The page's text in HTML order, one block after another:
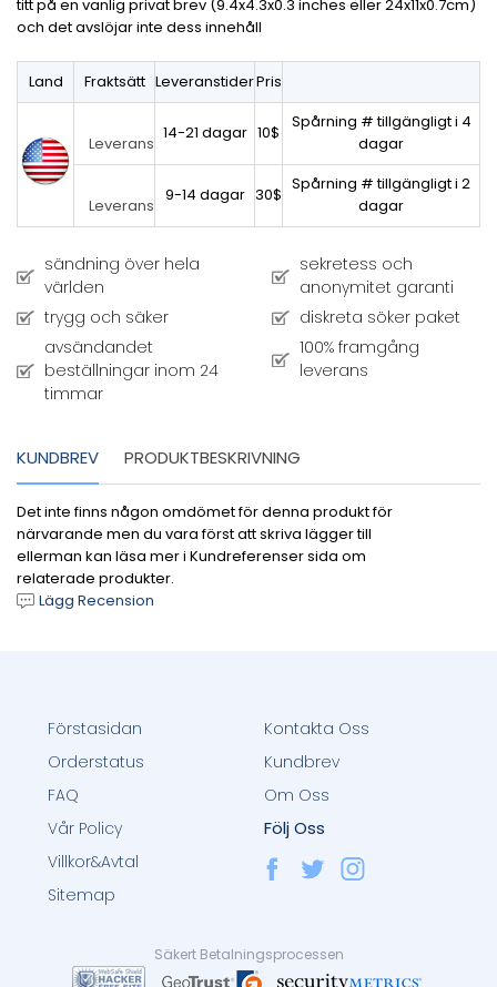
titt på en vanlig privat brev (9.4x4.3x0.3 inches eller 24x11x0.7cm)
och det avslöjar inte dess innehåll
Land Fraktsätt LeveranstiderPris
Leverans
14-21 dagar 10$
Spårning # tillgängligt i 4
dagar
Leverans
9-14 dagar 30$
Spårning # tillgängligt i 2
dagar
sändning över hela
världen
trygg och säker
avsändandet
beställningar inom 24
timmar
sekretess och
anonymitet garanti
diskreta söker paket
100% framgång
leverans
KUNDBREV PRODUKTBESKRIVNING
Det inte finns någon omdömet för denna produkt för
närvarande men du vara först att skriva lägger till
ellerman kan läsa mer i Kundreferenser sida om
relaterade produkter.
Lägg Recension
Förstasidan
Orderstatus
FAQ
Kontakta Oss
Kundbrev
Om Oss
Vår Policy
Villkor&Avtal
Sitemap
Följ Oss
Säkert Betalningsprocessen